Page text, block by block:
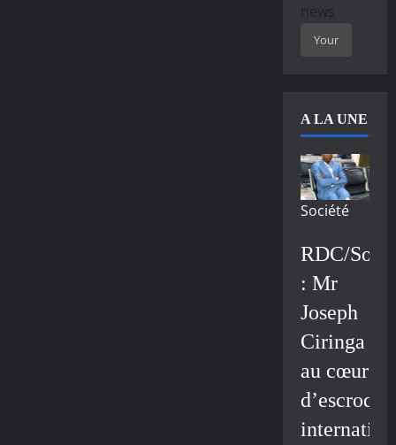
news
A LA UNE
Société
RDC/
: Mr
Joseph
Ciringa
au cœur